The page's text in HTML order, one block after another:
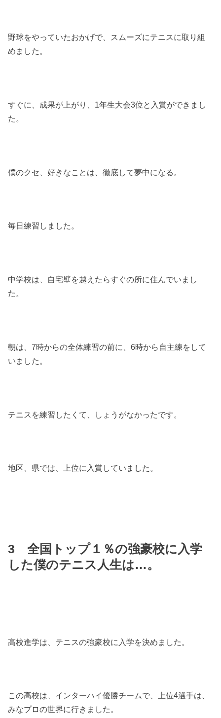
野球をやっていたおかげで、スムーズにテニスに取り組
めました。
すぐに、成果が上がり、1年生大会3位と入賞ができまし
た。
僕のクセ、好きなことは、徹底して夢中になる。
毎日練習しました。
中学校は、自宅壁を越えたらすぐの所に住んでいまし
た。
朝は、7時からの全体練習の前に、6時から自主練をして
いました。
テニスを練習したくて、しょうがなかったです。
地区、県では、上位に入賞していました。
3 全国トップ１％の強豪校に入学
した僕のテニス人生は…。
高校進学は、テニスの強豪校に入学を決めました。
この高校は、インターハイ優勝チームで、上位4選手は、
みなプロの世界に行きました。